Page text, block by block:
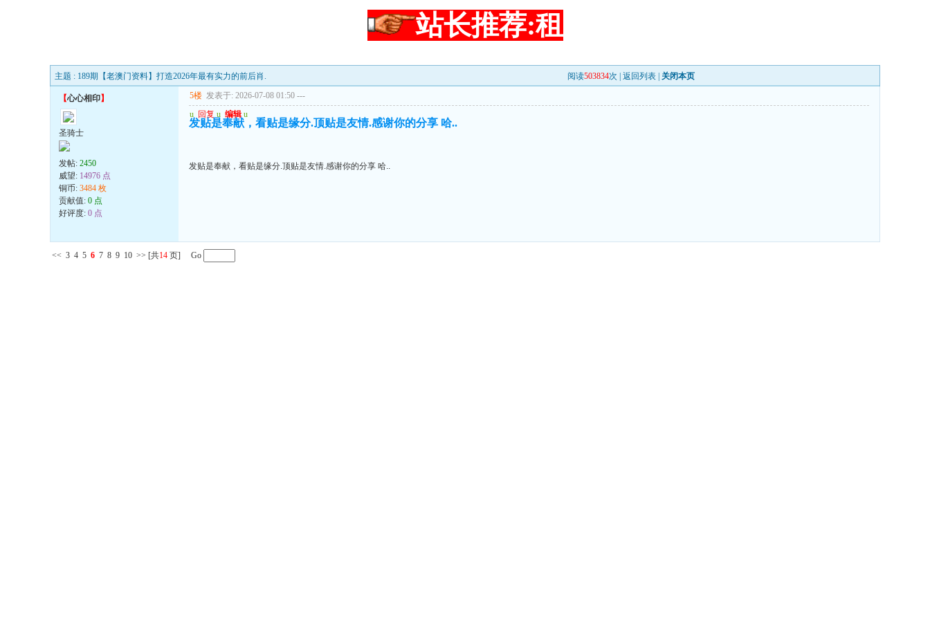
站长推荐:租
主题 : 189期【老澳门资料】打造2026年最有实力的前后肖. 阅读503834次 | 返回列表 关闭本页
【心心相印】
圣骑士
发帖: 2450
威望: 14976 点
铜币: 3484 枚
贡献值: 0 点
好评度: 0 点
5楼 发表于: 2026-07-08 01:50 ---
u 回复 u 编辑 u
发贴是奉献，看贴是缘分.顶贴是友情.感谢你的分享 哈..
发贴是奉献，看贴是缘分.顶贴是友情.感谢你的分享 哈..
<< 3 4 5 6 7 8 9 10 >> [共14 页] Go